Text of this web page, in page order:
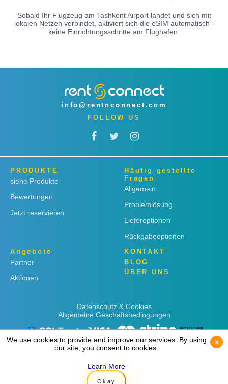
Sobald Ihr Flugzeug am Tashkent Airport landet und sich mit
lokalen Netzen verbindet, aktiviert sich die eSIM automatisch -
keine Einrichtungsschritte am Flughafen.
info@rentnconnect.com
FOLLOW US
PRODUKTE
siehe Produkte
Bewertungen
Jetzt reservieren
Häufig gestellte
Fragen
Allgemein
Problemlösung
Lieferoptionen
Rückgabeoptionen
Angebote
Partner
Aktionen
KONTAKT
BLOG
ÜBER UNS
Datenschutz & Cookies
Allgemeine Geschäftsbedingungen
Copyright © 2019 Rent 'n Connect
We use cookies to provide and improve our services. By using
our site, you consent to cookies.
Learn More
Okay
x
We use cookies to provide and improve our services. By using
our site, you consent to cookies.
Learn More
Okay
x